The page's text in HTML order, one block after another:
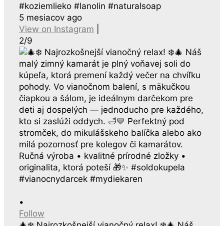
#koziemlieko #lanolin #naturalsoap
5 mesiacov ago
View on Instagram
2/9
•
Follow